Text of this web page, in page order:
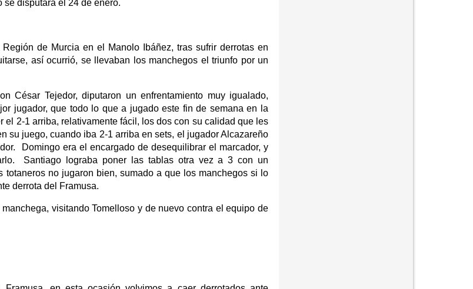
disputara el 24 de enero.
de Murcia en el Manolo Ibáñez, tras sufrir derrotas en
así ocurrió, se llevaban los manchegos el triunfo por un
César Tejedor, diputaron un enfrentamiento muy igualado,
jugador, que todo lo que a jugado este fin de semana en la
2-1 arriba, relativamente fácil, los dos con su calidad que les
su juego, cuando iba 2-1 arriba en sets, el jugador Alcazareño
Domingo era el encargado de desequilibrar el marcador, y
Santiago lograba poner las tablas otra vez a 3 con un
no jugaron bien, sumado a que los manchegos si lo
derrota del Framusa.
visitando Tomelloso y de nuevo contra el equipo de